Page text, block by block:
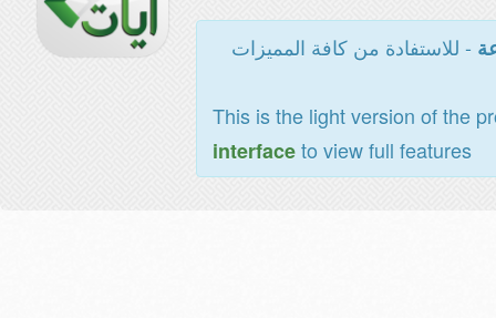
- للاستفادة من كافة المميزات
This is the light version of the
interfaceto view full features